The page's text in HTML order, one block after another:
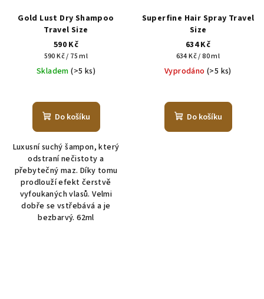
Gold Lust Dry Shampoo
Travel Size
590 Kč
Měrná
cena:
590 Kč / 75 ml
Skladem(>5 ks)
Do košíku
Luxusní suchý šampon, který
odstraní nečistoty a
přebytečný maz. Díky tomu
prodlouží efekt čerstvě
vyfoukaných vlasů. Velmi
dobře se vstřebává a je
bezbarvý. 62ml
Superfine Hair Spray Travel
Size
634 Kč
Měrná
cena:
634 Kč / 80 ml
Vyprodáno(>5 ks)
Do košíku